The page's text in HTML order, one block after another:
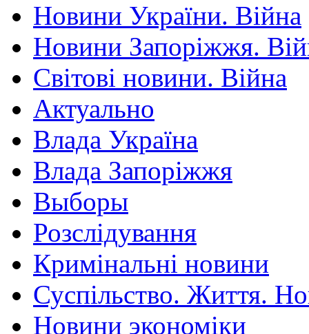
Новини України. Війна
Новини Запоріжжя.
Світові новини. Війна
Актуально
Влада Україна
Влада Запоріжжя
Выборы
Розслідування
Кримінальні новини
Суспільство. Життя.
Новини экономіки